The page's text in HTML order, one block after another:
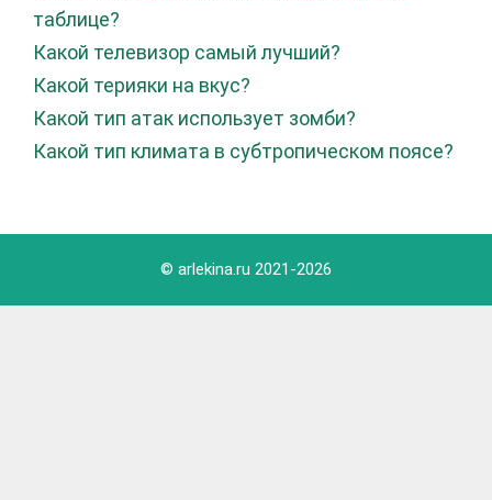
таблице?
Какой телевизор самый лучший?
Какой терияки на вкус?
Какой тип атак использует зомби?
Какой тип климата в субтропическом поясе?
© arlekina.ru 2021-2026